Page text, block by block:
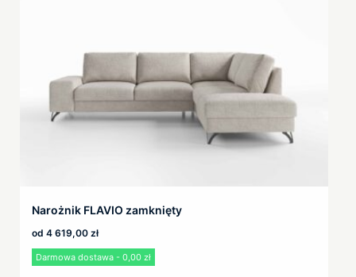
Narożnik FLAVIO zamknięty
od 4 619,00 zł
Darmowa dostawa - 0,00 zł